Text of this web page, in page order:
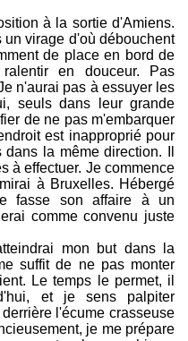
à la sortie d'Amiens.
un virage d'où débouchent
de place en bord de
en douceur. Pas
n'aurai pas à essuyer les
seuls dans leur grande
de ne pas m'embarquer
est inapproprié pour
la même direction. Il
à effectuer. Je commence
à Bruxelles. Hébergé
fasse son affaire à un
comme convenu juste
mon but dans la
suffit de ne pas monter
Le temps le permet, il
et je sens palpiter
l'écume crasseuse
je me prépare